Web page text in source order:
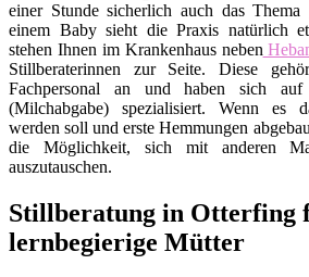
einer Stunde sicherlich auch das
einem Baby sieht die Praxis natürlich
stehen Ihnen im Krankenhaus neben
Stillberaterinnen zur Seite. Diese
Fachpersonal an und haben sich
(Milchabgabe) spezialisiert. Wenn es
werden soll und erste Hemmungen
die Möglichkeit, sich mit anderen
auszutauschen.
Stillberatung in Otterfing
lernbegierige Mütter